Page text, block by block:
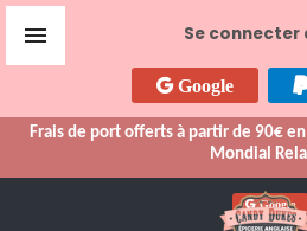
Se connecter
Google
Frais de port offerts à partir de 90€
Mondial

Google